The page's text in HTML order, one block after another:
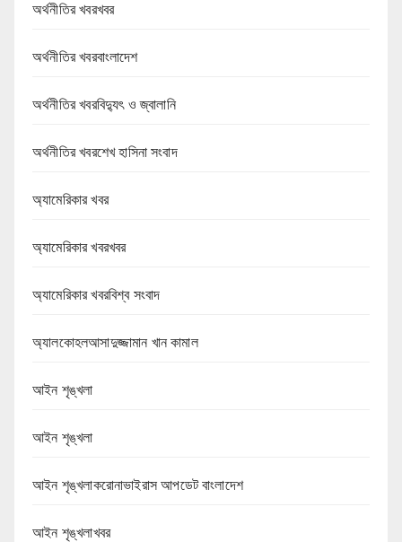
অর্থনীতির খবরখবর
অর্থনীতির খবরবাংলাদেশ
অর্থনীতির খবরবিদ্যুৎ ও জ্বালানি
অর্থনীতির খবরশেখ হাসিনা সংবাদ
অ্যামেরিকার খবর
অ্যামেরিকার খবরখবর
অ্যামেরিকার খবরবিশ্ব সংবাদ
অ্যালকোহলআসাদুজ্জামান খান কামাল
আইন শৃঙ্খলা
আইন শৃঙ্খলা
আইন শৃঙ্খলাকরোনাভাইরাস আপডেট বাংলাদেশ
আইন শৃঙ্খলাখবর